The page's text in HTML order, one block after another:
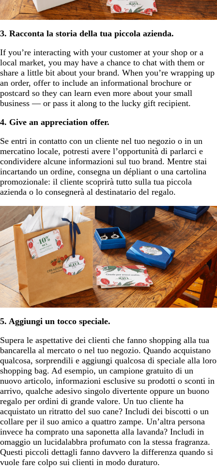
3. Racconta la storia della tua piccola azienda.
If you’re interacting with your customer at your shop or a
local market, you may have a chance to chat with them or
share a little bit about your brand. When you’re wrapping up
an order, offer to include an informational brochure or
postcard so they can learn even more about your small
business — or pass it along to the lucky gift recipient.
4. Give an appreciation offer.
Se entri in contatto con un cliente nel tuo negozio o in un
mercatino locale, potresti avere l’opportunità di parlarci e
condividere alcune informazioni sul tuo brand. Mentre stai
incartando un ordine, consegna un dépliant o una cartolina
promozionale: il cliente scoprirà tutto sulla tua piccola
azienda o lo consegnerà al destinatario del regalo.
5. Aggiungi un tocco speciale.
Supera le aspettative dei clienti che fanno shopping alla tua
bancarella al mercato o nel tuo negozio. Quando acquistano
qualcosa, sorprendili e aggiungi qualcosa di speciale alla loro
shopping bag. Ad esempio, un campione gratuito di un
nuovo articolo, informazioni esclusive su prodotti o sconti in
arrivo, qualche adesivo singolo divertente oppure un buono
regalo per ordini di grande valore. Un tuo cliente ha
acquistato un ritratto del suo cane? Includi dei biscotti o un
collare per il suo amico a quattro zampe. Un’altra persona
invece ha comprato una saponetta alla lavanda? Includi in
omaggio un lucidalabbra profumato con la stessa fragranza.
Questi piccoli dettagli fanno davvero la differenza quando si
vuole fare colpo sui clienti in modo duraturo.